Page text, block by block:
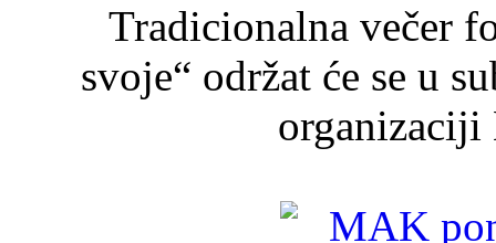
Tradicionalna večer
svoje“ održat će se u
organizaciji